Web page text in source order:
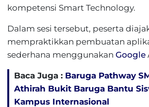
kompetensi Smart Technology.
Dalam sesi tersebut, peserta
mempraktikkan pembuatan
sederhana menggunakan Google
Baca Juga : Baruga Pathway
Athirah Bukit Baruga Bantu
Kampus Internasional